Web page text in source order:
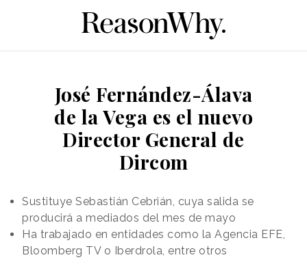
José Fernández-Álava
de la Vega es el nuevo
Director General de
Dircom
Sustituye Sebastián Cebrián, cuya salida se
producirá a mediados del mes de mayo
Ha trabajado en entidades como la Agencia EFE,
Bloomberg TV o Iberdrola, entre otros